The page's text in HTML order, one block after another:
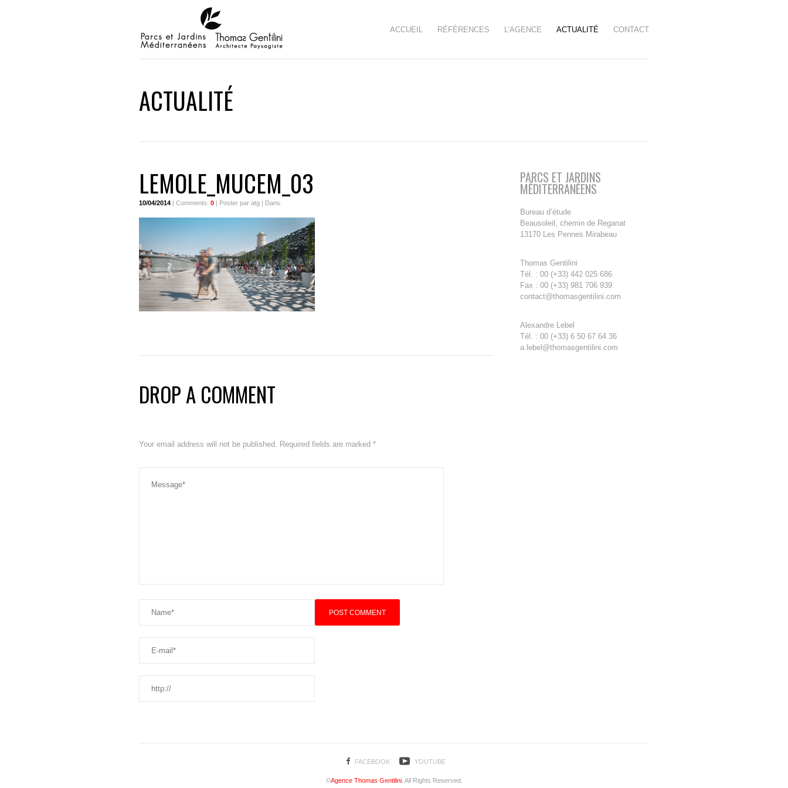
ACCUEIL RÉFÉRENCES L’AGENCE ACTUALITÉ CONTACT
ACTUALITÉ
LEMOLE_MUCEM_03
10/04/2014 | Comments: 0 | Poster par atg | Dans:
DROP A COMMENT
Your email address will not be published. Required fields are marked *
PARCS ET JARDINS
MÉDITERRANÉENS
Bureau d’étude
Beausoleil, chemin de Reganat
13170 Les Pennes Mirabeau
Thomas Gentilini
Tél. : 00 (+33) 442 025 686
Fax : 00 (+33) 981 706 939
contact@thomasgentilini.com
Alexandre Lebel
Tél. : 00 (+33) 6 50 67 64 36
a.lebel@thomasgentilini.com
FACEBOOK YOUTUBE
©Agence Thomas Gentilini. All Rights Reserved.